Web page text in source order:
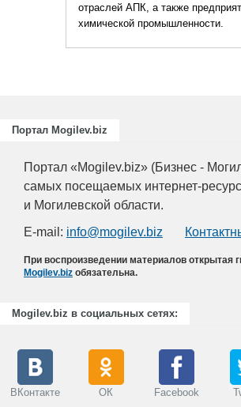
отраслей АПК, а также
химической промышленности.
Портал Mogilev.biz
Портал «Mogilev.biz» (Бизнес -
самых посещаемых интернет-
и Могилевской области.
E-mail: info@mogilev.biz
При воспроизведении материалов открытая
Mogilev.biz обязательна.
Mogilev.biz в социальных сетях:
ВКонтакте ОК Facebook